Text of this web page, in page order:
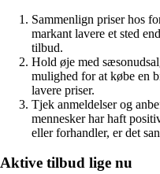
Sammenlign priser hos
markant lavere et sted
tilbud.
Hold øje med
mulighed for at købe en
lavere priser.
Tjek anmeldelser og
mennesker har haft
eller forhandler, er det
Aktive tilbud lige nu